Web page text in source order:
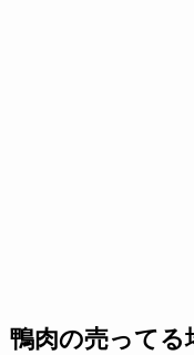
鴨肉の売ってる